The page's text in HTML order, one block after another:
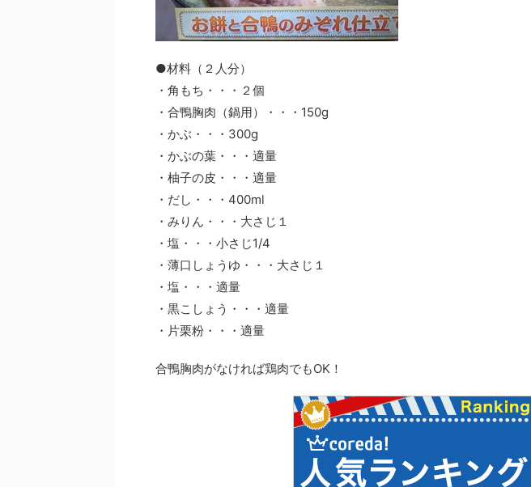
●材料（２人分）
・角もち・・・２個
・合鴨胸肉（鍋用）・・・150g
・かぶ・・・300g
・かぶの葉・・・適量
・柚子の皮・・・適量
・だし・・・400ml
・みりん・・・大さじ１
・塩・・・小さじ1/4
・薄口しょうゆ・・・大さじ１
・塩・・・適量
・黒こしょう・・・適量
・片栗粉・・・適量
合鴨胸肉がなければ鶏肉でもOK！